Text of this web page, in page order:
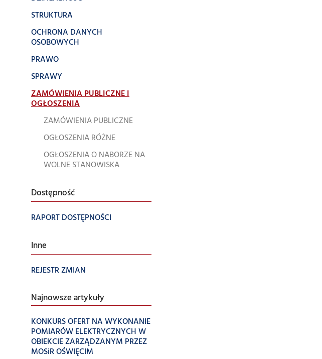
STRUKTURA
OCHRONA DANYCH
OSOBOWYCH
PRAWO
SPRAWY
ZAMÓWIENIA PUBLICZNE I
OGŁOSZENIA
ZAMÓWIENIA PUBLICZNE
OGŁOSZENIA RÓŻNE
OGŁOSZENIA O NABORZE NA
WOLNE STANOWISKA
Dostępność
RAPORT DOSTĘPNOŚCI
Inne
REJESTR ZMIAN
Najnowsze artykuły
KONKURS OFERT NA WYKONANIE
POMIARÓW ELEKTRYCZNYCH W
OBIEKCIE ZARZĄDZANYM PRZEZ
MOSiR OŚWIĘCIM